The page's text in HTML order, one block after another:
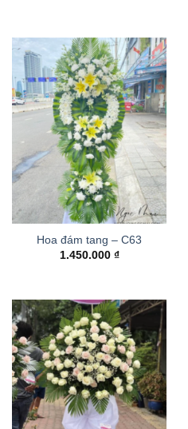
Hoa đám tang – C63
1.450.000 ₫